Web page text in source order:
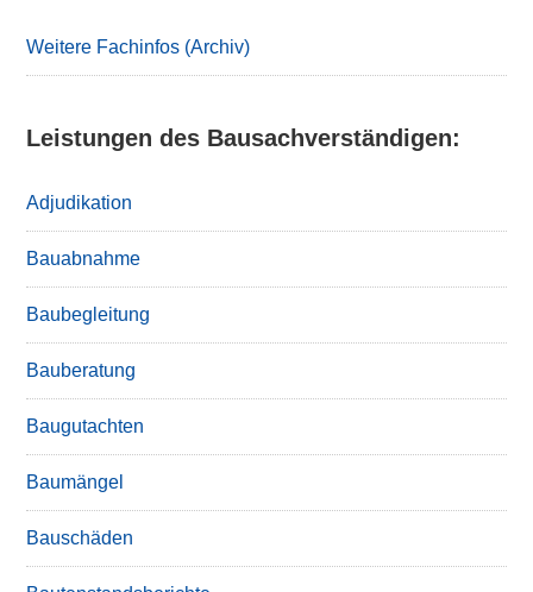
Weitere Fachinfos (Archiv)
Leistungen des Bausachverständigen:
Adjudikation
Bauabnahme
Baubegleitung
Bauberatung
Baugutachten
Baumängel
Bauschäden